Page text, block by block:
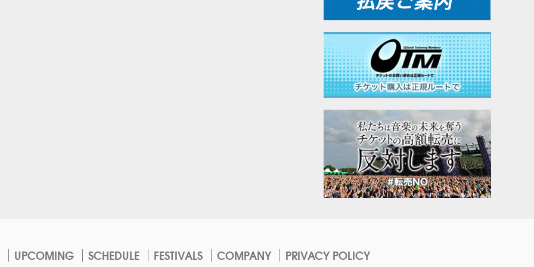
UPCOMING SCHEDULE FESTIVALS COMPANY PRIVACY POLICY